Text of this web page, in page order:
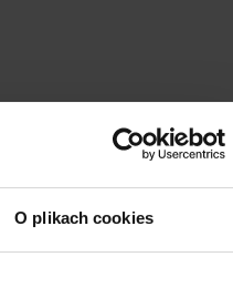
O plikach cookies